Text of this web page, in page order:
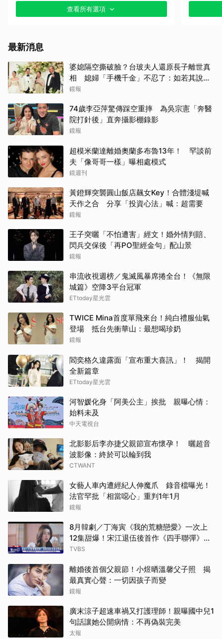
查看所有選項
最新消息
婆媳隔空撕破臉？台玻夫人還原長子離世真
相 媳婦「手機千金」不忍了：如若其說，
他還需要離開嗎
鏡報
74歲李亞萍驚傳踩空重摔 為吳宗憲「奔醫
院打針後」直奔攝影棚錄影
鏡報
超模米蘭達離婚奧蘭多布魯13年！ 罕談前
夫「像哥哥一樣」曝相處模式
鏡週刊
黃鐙輝突襲圓山飯店飆女Key！合體淺堤喊
天作之合 分享「投資心法」喊：超需要
鏡報
王子突曬「不怕遭害」經文！婚外情判賠、
閃兵交保後「再PO聖經金句」配山景
鏡報
串流收視週榜／鬼滅風暴席捲全台！《無限
城篇》空降3平台冠軍
ETtoday星光雲
TWICE Mina首度單飛來台！純白禮服仙氣
登場 抵台先衝華山：最想喝珍奶
鏡報
閻奕格久違露面「宣布重大喜訊」！ 揭開
全新篇章
ETtoday星光雲
河智媛化身「阿美公主」挨批 親曝心情：
始料未及
中天電視台
北影影后李亦捷父親節宣布懷孕！ 曬超音
波影像：終於可以輪到我
CTWANT
女藝人車內遭經紀人伸魔爪 錄音檔曝光！
法官罕批「相當噁心」重判1年1月
鏡報
8月韓劇／丁海寅《我的荒糖戀愛》一次上
12集甜爆！宋江退伍後首作《四手聯彈》倒
數
TVBS
離婚後首個父親節！小煜晒溫馨父子照 揭
最真實心聲：一切因孩子而變
鏡報
廣末涼子超速車禍又打護理師！親曝國中兒1
句話讓她公開病情：不再偽裝完美
太報